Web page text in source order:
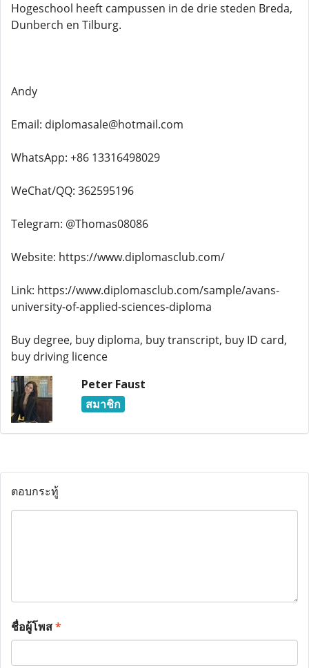
Hogeschool heeft campussen in de drie steden Breda,
Dunberch en Tilburg.
Andy
Email: diplomasale@hotmail.com
WhatsApp: +86 13316498029
WeChat/QQ: 362595196
Telegram: @Thomas08086
Website: https://www.diplomasclub.com/
Link: https://www.diplomasclub.com/sample/avans-
university-of-applied-sciences-diploma
Buy degree, buy diploma, buy transcript, buy ID card,
buy driving licence
Peter Faust
สมาชิก
ตอบกระทู้
ชื่อผู้โพส*